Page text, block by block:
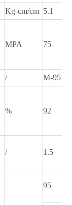
Kg-cm/cm 5.1
MPA 75
/ M-95
% 92
/ 1.5
95